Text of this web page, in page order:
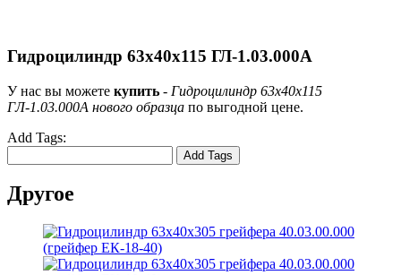
Гидроцилиндр 63x40х115 ГЛ-1.03.000A
У нас вы можете купить - Гидроцилиндр 63x40х115
ГЛ-1.03.000A нового образца по выгодной цене.
Add Tags:
Add Tags
Другое